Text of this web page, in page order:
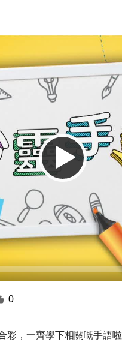
0
彩，一齊學下相關嘅手語啦